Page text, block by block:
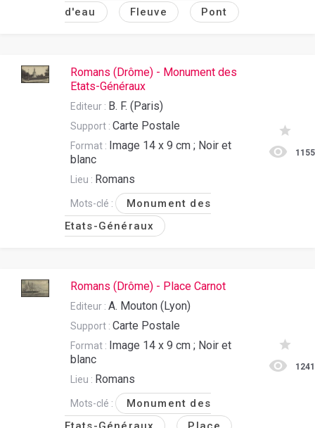
d'eau
Fleuve Pont
Romans (Drôme) - Monument des
Etats-Généraux
Editeur : B. F. (Paris)
Support : Carte Postale
Format : Image 14 x 9 cm ; Noir et
blanc
Lieu : Romans
Mots-clé :
Monument des
Etats-Généraux
1155
Romans (Drôme) - Place Carnot
Editeur : A. Mouton (Lyon)
Support : Carte Postale
Format : Image 14 x 9 cm ; Noir et
blanc
Lieu : Romans
Mots-clé :
Monument des
1241